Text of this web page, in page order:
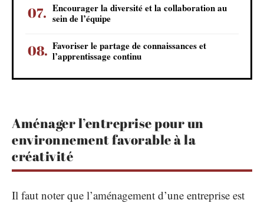
Encourager la diversité et la collaboration au
sein de l’équipe
Favoriser le partage de connaissances et
l’apprentissage continu
Aménager l’entreprise pour un
environnement favorable à la
créativité
Il faut noter que l’aménagement d’une entreprise est